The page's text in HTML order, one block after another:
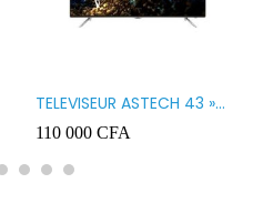
TELEVISEUR ASTECH 43 »
LED 43OD15
110 000 CFA